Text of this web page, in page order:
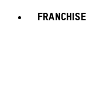
FRANCHISE